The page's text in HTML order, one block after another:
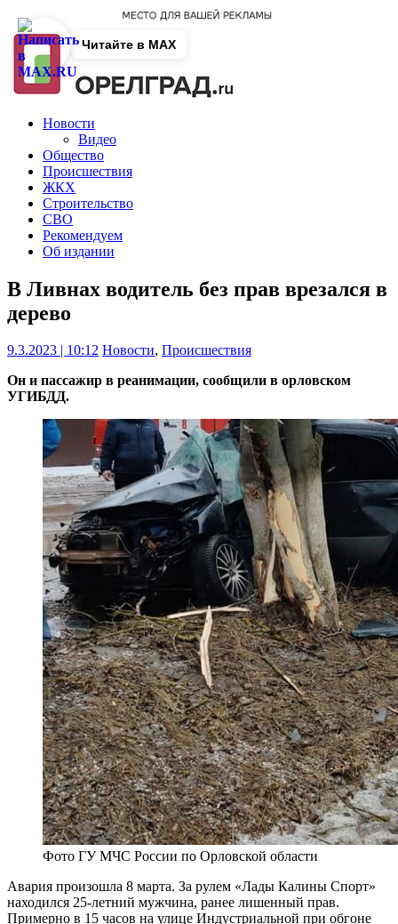
Новости
Видео
Общество
Происшествия
ЖКХ
Строительство
СВО
Рекомендуем
Об издании
В Ливнах водитель без прав врезался в
дерево
9.3.2023 | 10:12 Новости, Происшествия
Он и пассажир в реанимации, сообщили в орловском
УГИБДД.
Фото ГУ МЧС России по Орловской области
Авария произошла 8 марта. За рулем «Лады Калины Спорт»
находился 25-летний мужчина, ранее лишенный прав.
Примерно в 15 часов на улице Индустриальной при обгоне
Читайте в MAX